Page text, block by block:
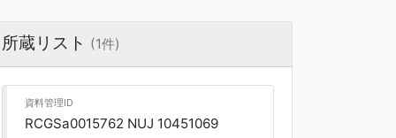
所蔵リスト (1件)
資料管理ID
RCGSa0015762 NUJ 10451069